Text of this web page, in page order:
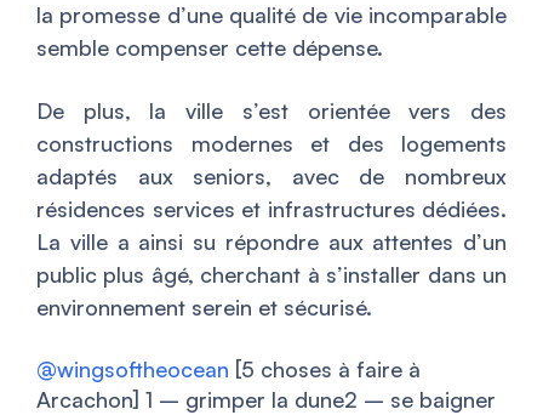
la promesse d’une qualité de vie incomparable
semble compenser cette dépense.
De plus, la ville s’est orientée vers des
constructions modernes et des logements
adaptés aux seniors, avec de nombreux
résidences services et infrastructures dédiées.
La ville a ainsi su répondre aux attentes d’un
public plus âgé, cherchant à s’installer dans un
environnement serein et sécurisé.
@wingsoftheocean [5 choses à faire à
Arcachon] 1 – grimper la dune2 – se baigner